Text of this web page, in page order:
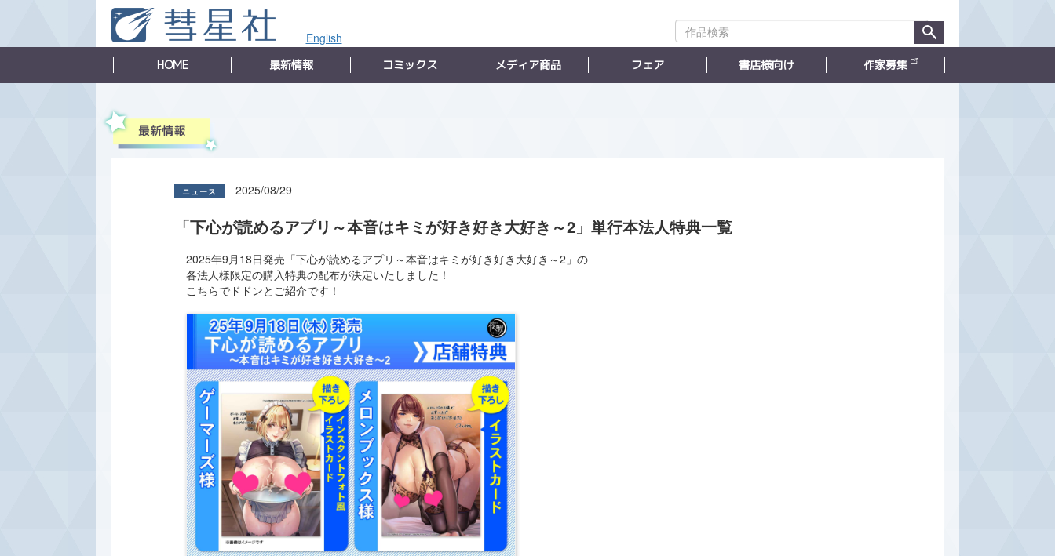
English
作
品
HOME 最新情報 コミックス メディア商品 フェア 書店様向け 作家募集
2025/08/29
「下心が読めるアプリ～本音はキミが好き好き大好き～2」単行本法人特典一覧
2025年9月18日発売「下心が読めるアプリ～本音はキミが好き好き大好き～2」の
各法人様限定の購入特典の配布が決定いたしました！
こちらでドドンとご紹介です！